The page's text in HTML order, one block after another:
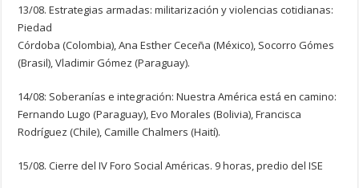
13/08. Estrategias armadas: militarización y violencias cotidianas:
Piedad
Córdoba (Colombia), Ana Esther Ceceña (México), Socorro Gómes
(Brasil), Vladimir Gómez (Paraguay).
14/08: Soberanías e integración: Nuestra América está en camino:
Fernando Lugo (Paraguay), Evo Morales (Bolivia), Francisca
Rodríguez (Chile), Camille Chalmers (Haití).
15/08. Cierre del IV Foro Social Américas. 9 horas, predio del ISE